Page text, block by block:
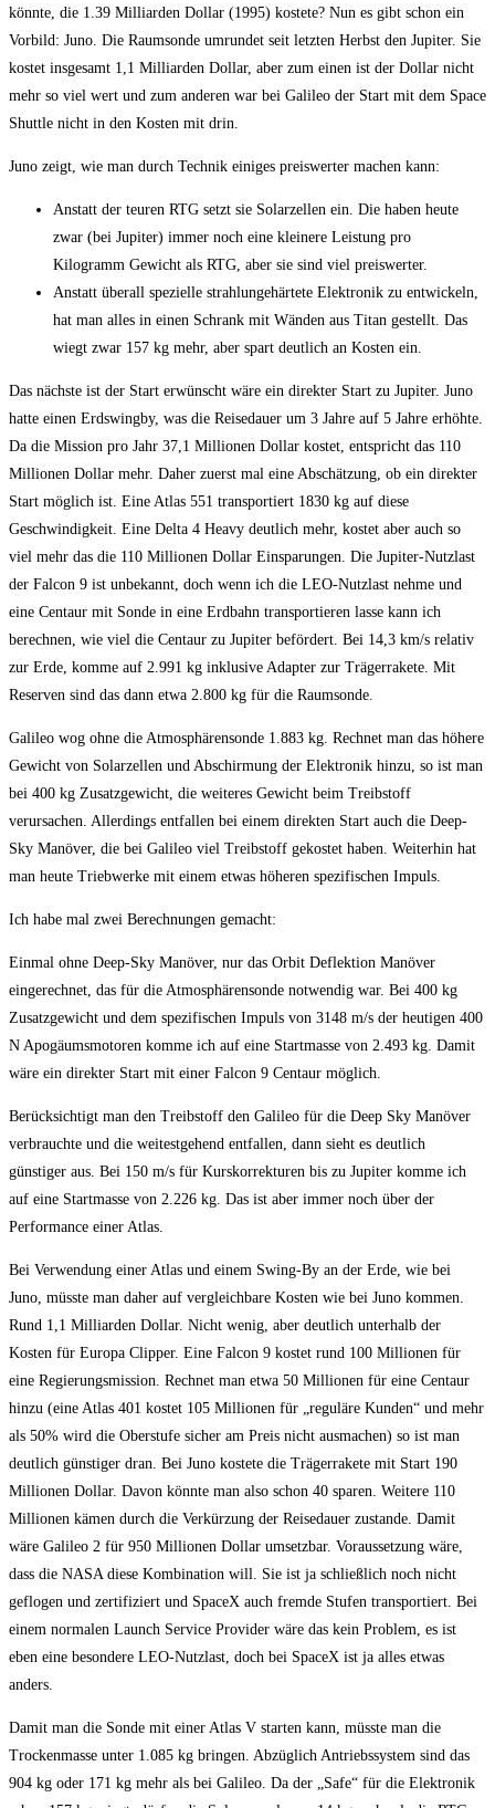
könnte, die 1.39 Milliarden Dollar (1995) kostete? Nun es gibt schon ein
Vorbild: Juno. Die Raumsonde umrundet seit letzten Herbst den Jupiter. Sie
kostet insgesamt 1,1 Milliarden Dollar, aber zum einen ist der Dollar nicht
mehr so viel wert und zum anderen war bei Galileo der Start mit dem Space
Shuttle nicht in den Kosten mit drin.
Juno zeigt, wie man durch Technik einiges preiswerter machen kann:
Anstatt der teuren RTG setzt sie Solarzellen ein. Die haben heute
zwar (bei Jupiter) immer noch eine kleinere Leistung pro
Kilogramm Gewicht als RTG, aber sie sind viel preiswerter.
Anstatt überall spezielle strahlungehärtete Elektronik zu entwickeln,
hat man alles in einen Schrank mit Wänden aus Titan gestellt. Das
wiegt zwar 157 kg mehr, aber spart deutlich an Kosten ein.
Das nächste ist der Start erwünscht wäre ein direkter Start zu Jupiter. Juno
hatte einen Erdswingby, was die Reisedauer um 3 Jahre auf 5 Jahre erhöhte.
Da die Mission pro Jahr 37,1 Millionen Dollar kostet, entspricht das 110
Millionen Dollar mehr. Daher zuerst mal eine Abschätzung, ob ein direkter
Start möglich ist. Eine Atlas 551 transportiert 1830 kg auf diese
Geschwindigkeit. Eine Delta 4 Heavy deutlich mehr, kostet aber auch so
viel mehr das die 110 Millionen Dollar Einsparungen. Die Jupiter-Nutzlast
der Falcon 9 ist unbekannt, doch wenn ich die LEO-Nutzlast nehme und
eine Centaur mit Sonde in eine Erdbahn transportieren lasse kann ich
berechnen, wie viel die Centaur zu Jupiter befördert. Bei 14,3 km/s relativ
zur Erde, komme auf 2.991 kg inklusive Adapter zur Trägerrakete. Mit
Reserven sind das dann etwa 2.800 kg für die Raumsonde.
Galileo wog ohne die Atmosphärensonde 1.883 kg. Rechnet man das höhere
Gewicht von Solarzellen und Abschirmung der Elektronik hinzu, so ist man
bei 400 kg Zusatzgewicht, die weiteres Gewicht beim Treibstoff
verursachen. Allerdings entfallen bei einem direkten Start auch die Deep-
Sky Manöver, die bei Galileo viel Treibstoff gekostet haben. Weiterhin hat
man heute Triebwerke mit einem etwas höheren spezifischen Impuls.
Ich habe mal zwei Berechnungen gemacht:
Einmal ohne Deep-Sky Manöver, nur das Orbit Deflektion Manöver
eingerechnet, das für die Atmosphärensonde notwendig war. Bei 400 kg
Zusatzgewicht und dem spezifischen Impuls von 3148 m/s der heutigen 400
N Apogäumsmotoren komme ich auf eine Startmasse von 2.493 kg. Damit
wäre ein direkter Start mit einer Falcon 9 Centaur möglich.
Berücksichtigt man den Treibstoff den Galileo für die Deep Sky Manöver
verbrauchte und die weitestgehend entfallen, dann sieht es deutlich
günstiger aus. Bei 150 m/s für Kurskorrekturen bis zu Jupiter komme ich
auf eine Startmasse von 2.226 kg. Das ist aber immer noch über der
Performance einer Atlas.
Bei Verwendung einer Atlas und einem Swing-By an der Erde, wie bei
Juno, müsste man daher auf vergleichbare Kosten wie bei Juno kommen.
Rund 1,1 Milliarden Dollar. Nicht wenig, aber deutlich unterhalb der
Kosten für Europa Clipper. Eine Falcon 9 kostet rund 100 Millionen für
eine Regierungsmission. Rechnet man etwa 50 Millionen für eine Centaur
hinzu (eine Atlas 401 kostet 105 Millionen für „reguläre Kunden“ und mehr
als 50% wird die Oberstufe sicher am Preis nicht ausmachen) so ist man
deutlich günstiger dran. Bei Juno kostete die Trägerrakete mit Start 190
Millionen Dollar. Davon könnte man also schon 40 sparen. Weitere 110
Millionen kämen durch die Verkürzung der Reisedauer zustande. Damit
wäre Galileo 2 für 950 Millionen Dollar umsetzbar. Voraussetzung wäre,
dass die NASA diese Kombination will. Sie ist ja schließlich noch nicht
geflogen und zertifiziert und SpaceX auch fremde Stufen transportiert. Bei
einem normalen Launch Service Provider wäre das kein Problem, es ist
eben eine besondere LEO-Nutzlast, doch bei SpaceX ist ja alles etwas
anders.
Damit man die Sonde mit einer Atlas V starten kann, müsste man die
Trockenmasse unter 1.085 kg bringen. Abzüglich Antriebssystem sind das
904 kg oder 171 kg mehr als bei Galileo. Da der „Safe“ für die Elektronik